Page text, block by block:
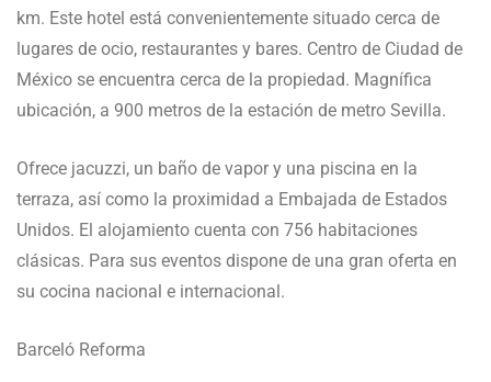
km. Este hotel está convenientemente situado cerca de
lugares de ocio, restaurantes y bares. Centro de Ciudad de
México se encuentra cerca de la propiedad. Magnífica
ubicación, a 900 metros de la estación de metro Sevilla.
Ofrece jacuzzi, un baño de vapor y una piscina en la
terraza, así como la proximidad a Embajada de Estados
Unidos. El alojamiento cuenta con 756 habitaciones
clásicas. Para sus eventos dispone de una gran oferta en
su cocina nacional e internacional.
Barceló Reforma